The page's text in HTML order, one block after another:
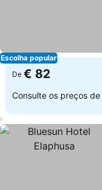
Escolha popular
De € 82
Consulte os preços de